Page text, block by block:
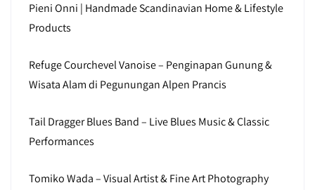
Pieni Onni | Handmade Scandinavian Home & Lifestyle
Products
Refuge Courchevel Vanoise – Penginapan Gunung &
Wisata Alam di Pegunungan Alpen Prancis
Tail Dragger Blues Band – Live Blues Music & Classic
Performances
Tomiko Wada – Visual Artist & Fine Art Photography